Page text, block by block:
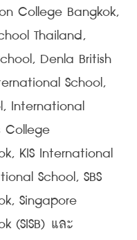
College Bangkok,
Thailand,
Denla British
School,
International
College
KIS International
School, SBS
Singapore
(SISB) และ